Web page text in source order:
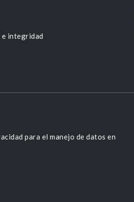
e integridad
para el manejo de datos en